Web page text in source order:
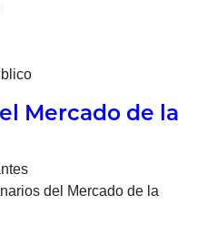
Mercado de la
del Mercado de la